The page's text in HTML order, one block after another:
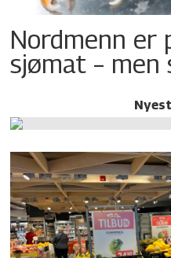
Nordmenn er
sjømat – men